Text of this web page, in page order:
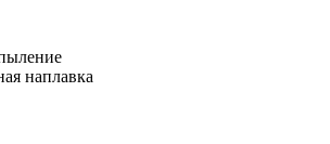
наплавка